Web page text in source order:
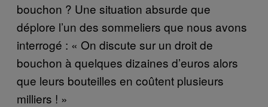
bouchon ? Une situation absurde que
déplore l’un des sommeliers que nous avons
interrogé : « On discute sur un droit de
bouchon à quelques dizaines d’euros alors
que leurs bouteilles en coûtent plusieurs
milliers ! »